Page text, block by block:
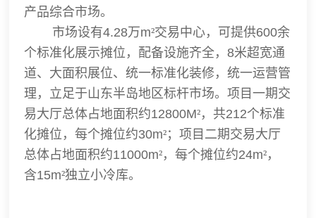
产品综合市场。
市场设有4.28万m²交易中心，可提供600余
个标准化展示摊位，配备设施齐全，8米超宽通
道、大面积展位、统一标准化装修，统一运营管
理，立足于山东半岛地区标杆市场。项目一期交
易大厅总体占地面积约12800M²，共212个标准
化摊位，每个摊位约30m²；项目二期交易大厅
总体占地面积约11000m²，每个摊位约24m²，
含15m²独立小冷库。